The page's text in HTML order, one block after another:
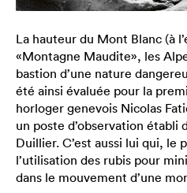
La hauteur du Mont Blanc (à
«Montagne Maudite», les
bastion d’une nature
été ainsi évaluée pour la
horloger genevois Nicolas
un poste d’observation établi
Duillier. C’est aussi lui qui, le
l’utilisation des rubis pour
dans le mouvement d’une